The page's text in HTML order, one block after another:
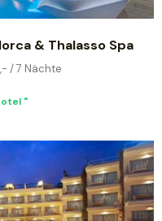
& Thalasso Spa
/ 7 Nächte
"